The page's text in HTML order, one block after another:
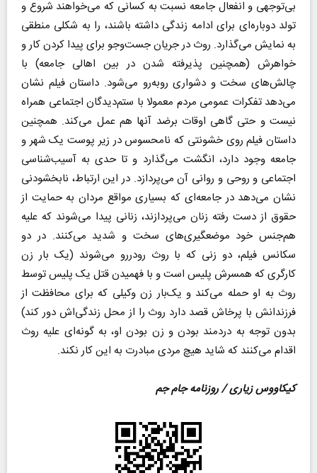
بی‌توجهی و انفعال جامعه نسبت به کسانی که می‌خواهند شروع و
تولد دوباره‌ای برای ادامه زندگی داشته باشند، را به شکلی منطقی
به نمایش می‌گذارد. روث در جریان جست‌وجو برای پیدا کردن کار و
خواهرش (همچنین پذیرفته شدن در بین اهالی جامعه) با
چالش‌های سخت و دشواری روبه‌رو می‌شود. داستان فیلم نشان
می‌دهد تفکرات عمومی مردم معمولا با ستم‌دیدگان اجتماعی همراه
نیست و حتی گاهی اوقات برضد آنها هم عمل می‌کند. همچنین
داستان فیلم روی خشونتی که نامحسوس در زیر پوست یک شهر و
جامعه وجود دارد، انگشت می‌گذارد و تا حدی به آسیب‌شناسی
اجتماعی و روحی و روانی آن می‌پردازد. در این ارتباط، نابخشودنی
نشان می‌دهد در جامعه‌ای که بسیاری مواقع مردان به حمایت از
حقوق از دست رفته زنان می‌پردازند، زنانی پیدا می‌شوند که علیه
هم‌جنس خود موضعگیری‌های سخت و شدید می‌کنند. در دو
سکانس فیلم، دو زنی که با روث رودررو می‌شوند (یک‌ بار زن
کارگری که همسرش پلیس است و با فهمیدن قتل یک پلیس توسط
روث به او حمله می‌کند و یک‌بار زن وکیلی که برای محافظت از
فرزندانش با پرخاش قصد دارد روث را از محل زندگی‌اش دور کند)
بدون توجه به دردمند بودن و زن بودن او، به گونه‌ای علیه روث
اقدام می‌کنند که شاید هیچ مردی مبادرت به این کار نکند.
کیکاووس زیاری / روزنامه جام جم